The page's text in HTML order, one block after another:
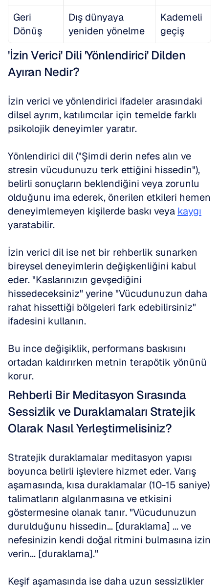
Geri
Dönüş
Dış dünyaya
yeniden yönelme
Kademeli
geçiş
'İzin Verici' Dili 'Yönlendirici' Dilden
Ayıran Nedir?
İzin verici ve yönlendirici ifadeler arasındaki
dilsel ayrım, katılımcılar için temelde farklı
psikolojik deneyimler yaratır.
Yönlendirici dil ("Şimdi derin nefes alın ve
stresin vücudunuzu terk ettiğini hissedin"),
belirli sonuçların beklendiğini veya zorunlu
olduğunu ima ederek, önerilen etkileri hemen
deneyimlemeyen kişilerde baskı veya kaygı
yaratabilir.
İzin verici dil ise net bir rehberlik sunarken
bireysel deneyimlerin değişkenliğini kabul
eder. "Kaslarınızın gevşediğini
hissedeceksiniz" yerine "Vücudunuzun daha
rahat hissettiği bölgeleri fark edebilirsiniz"
ifadesini kullanın.
Bu ince değişiklik, performans baskısını
ortadan kaldırırken metnin terapötik yönünü
korur.
Rehberli Bir Meditasyon Sırasında
Sessizlik ve Duraklamaları Stratejik
Olarak Nasıl Yerleştirmelisiniz?
Stratejik duraklamalar meditasyon yapısı
boyunca belirli işlevlere hizmet eder. Varış
aşamasında, kısa duraklamalar (10-15 saniye)
talimatların algılanmasına ve etkisini
göstermesine olanak tanır. "Vücudunuzun
durulduğunu hissedin... [duraklama] ... ve
nefesinizin kendi doğal ritmini bulmasına izin
verin... [duraklama]."
Keşif aşamasında ise daha uzun sessizlikler